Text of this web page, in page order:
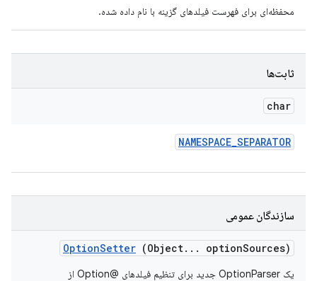
محفظه‌ای برای فهرست فیلدهای گزینه با نام داده شده.
ثابت‌ها
char
NAMESPACE_SEPARATOR
سازندگان عمومی
OptionSetter (Object. . . optionSources)
یک OptionParser جدید برای تنظیم فیلدهای @Option از